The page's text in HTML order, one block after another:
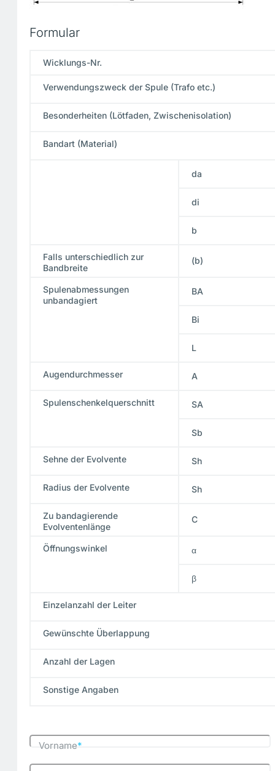
Formular
Wicklungs-Nr.
Verwendungszweck der Spule (Trafo etc.)
Besonderheiten (Lötfaden, Zwischenisolation)
Bandart (Material)
da
di
b
Falls unterschiedlich zur
Bandbreite
(b)
Spulenabmessungen
unbandagiert
BA
Bi
L
Augendurchmesser A
Spulenschenkelquerschnitt SA
Sb
Sehne der Evolvente Sh
Radius der Evolvente Sh
Zu bandagierende
Evolventenlänge
C
Öffnungswinkel α
β
Einzelanzahl der Leiter
Gewünschte Überlappung
Anzahl der Lagen
Sonstige Angaben
Vorname*